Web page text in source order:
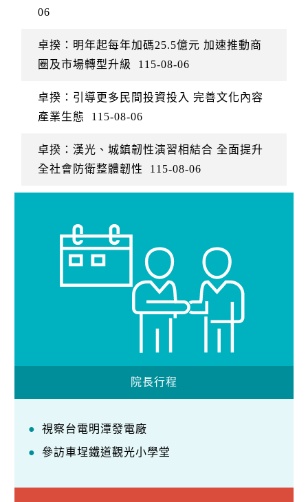
06
卓揆：明年起每年加碼25.5億元 加速推動商
圈及市場轉型升級
115-08-06
卓揆：引導更多民間投資投入 完善文化內容
產業生態
115-08-06
卓揆：漢光、城鎮韌性演習相結合 全面提升
全社會防衛整體韌性
115-08-06
院長行程
視察台電明潭發電廠
參訪車埕鐵道觀光小學堂